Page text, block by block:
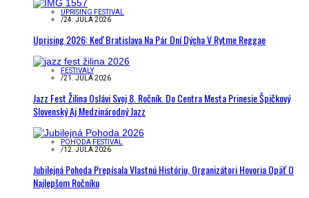
UPRISING FESTIVAL
/24. JÚLA 2026
Uprising 2026: Keď Bratislava Na Pár Dní Dýcha V Rytme Reggae
FESTIVALY
/21. JÚLA 2026
Jazz Fest Žilina Oslávi Svoj 8. Ročník. Do Centra Mesta Prinesie Špičkový
Slovenský Aj Medzinárodný Jazz
POHODA FESTIVAL
/12. JÚLA 2026
Jubilejná Pohoda Prepísala Vlastnú Históriu, Organizátori Hovoria Opäť O
Najlepšom Ročníku